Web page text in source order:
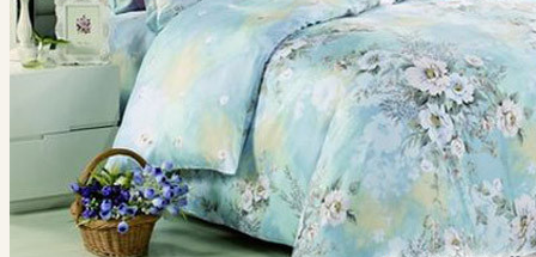
2-спальный
Евро
Семейный
ТКАНИ
Мако-сатин
Сатин